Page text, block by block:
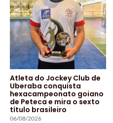
Atleta do Jockey Club de
Uberaba conquista
hexacampeonato goiano
de Peteca e mira o sexto
título brasileiro
06/08/2026